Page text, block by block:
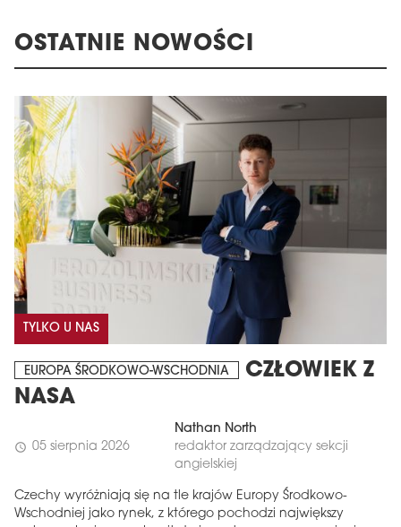
OSTATNIE NOWOŚCI
TYLKO U NAS
EUROPA ŚRODKOWO-WSCHODNIA
CZŁOWIEK Z
NASA
schedule 05 sierpnia 2026
Nathan North
redaktor zarządzający sekcji
angielskiej
Czechy wyróżniają się na tle krajów Europy Środkowo-
Wschodniej jako rynek, z którego pochodzi największy